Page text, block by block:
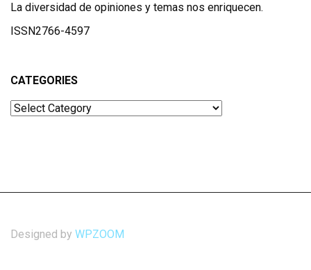
La diversidad de opiniones y temas nos enriquecen.
ISSN2766-4597
CATEGORIES
Categories
Designed by WPZOOM